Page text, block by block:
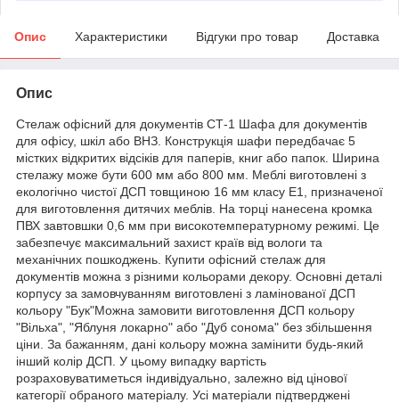
Опис Характеристики Відгуки про товар Доставка
Опис
Стелаж офісний для документів СТ-1 Шафа для документів
для офісу, шкіл або ВНЗ. Конструкція шафи передбачає 5
містких відкритих відсіків для паперів, книг або папок. Ширина
стелажу може бути 600 мм або 800 мм. Меблі виготовлені з
екологічно чистої ДСП товщиною 16 мм класу Е1, призначеної
для виготовлення дитячих меблів. На торці нанесена кромка
ПВХ завтовшки 0,6 мм при високотемпературному режимі. Це
забезпечує максимальний захист країв від вологи та
механічних пошкоджень. Купити офісний стелаж для
документів можна з різними кольорами декору. Основні деталі
корпусу за замовчуванням виготовлені з ламінованої ДСП
кольору "Бук"Можна замовити виготовлення ДСП кольору
"Вільха", "Яблуня локарно" або "Дуб сонома" без збільшення
ціни. За бажанням, дані кольору можна замінити будь-який
інший колір ДСП. У цьому випадку вартість
розраховуватиметься індивідуально, залежно від цінової
категорії обраного матеріалу. Усі матеріали підтверджені